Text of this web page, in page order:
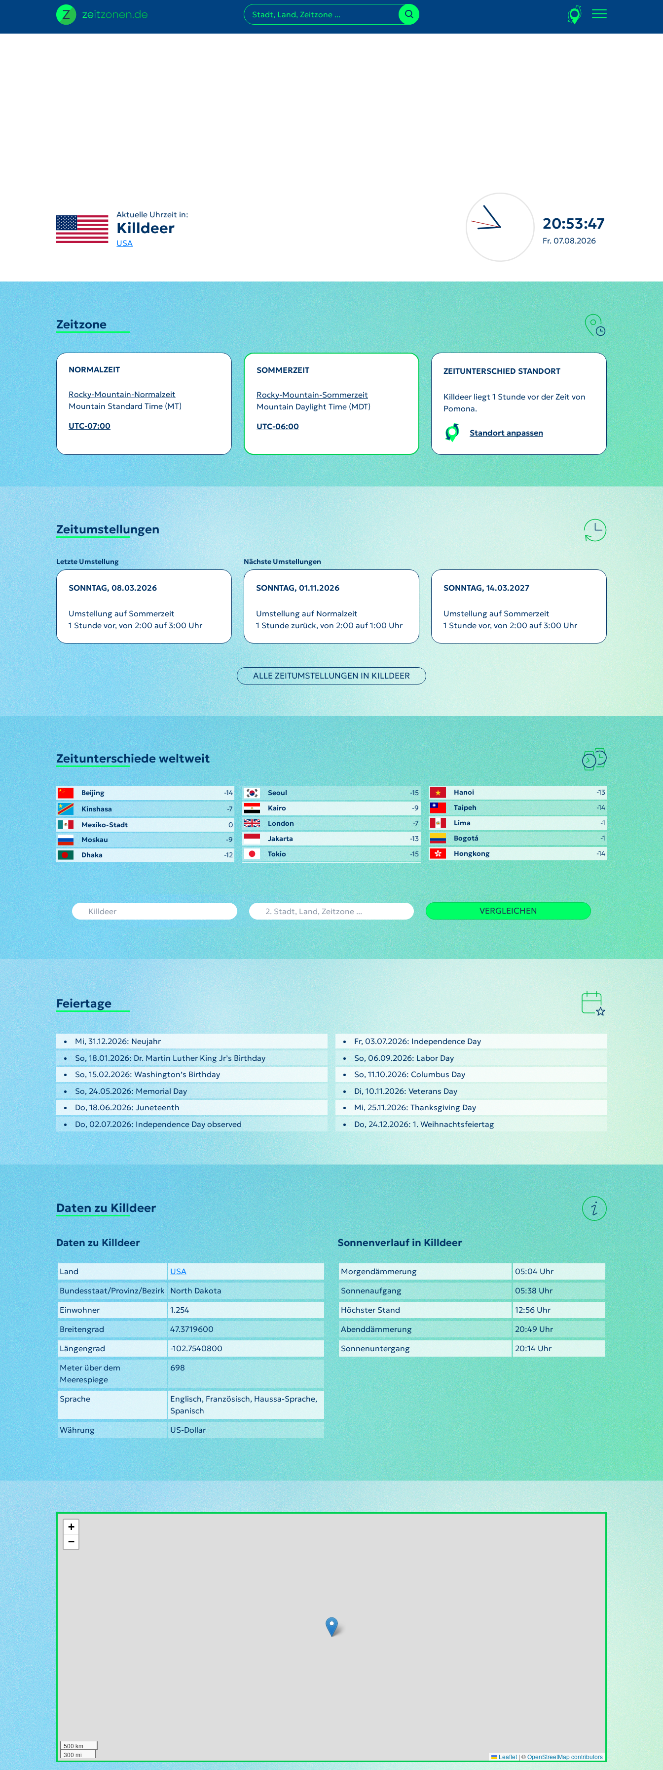
Aktuelle Uhrzeit in:
Killdeer
USA
20:53:50
Fr. 07.08.2026
Zeitzone
NORMALZEIT
Rocky-Mountain-Normalzeit
Mountain Standard Time (MT)
UTC-07:00
SOMMERZEIT
Rocky-Mountain-Sommerzeit
Mountain Daylight Time (MDT)
UTC-06:00
ZEITUNTERSCHIED STANDORT
Killdeer liegt 1 Stunde vor der Zeit von
Pomona.
Standort anpassen
Zeitumstellungen
Letzte Umstellung Nächste Umstellungen
SONNTAG, 08.03.2026
Umstellung auf Sommerzeit
1 Stunde vor, von 2:00 auf 3:00 Uhr
SONNTAG, 01.11.2026
Umstellung auf Normalzeit
1 Stunde zurück, von 2:00 auf 1:00 Uhr
SONNTAG, 14.03.2027
Umstellung auf Sommerzeit
1 Stunde vor, von 2:00 auf 3:00 Uhr
ALLE ZEITUMSTELLUNGEN IN KILLDEER
Zeitunterschiede weltweit
Beijing
-14
Kinshasa
-7
Mexiko-Stadt
0
Moskau
-9
Dhaka
-12
Seoul
-15
Kairo
-9
London
-7
Jakarta
-13
Tokio
-15
Hanoi
-13
Taipeh
-14
Lima
-1
Bogotá
-1
Hongkong
-14
VERGLEICHEN
Feiertage
Mi, 31.12.2026: Neujahr
So, 18.01.2026: Dr. Martin Luther King Jr’s Birthday
So, 15.02.2026: Washington’s Birthday
So, 24.05.2026: Memorial Day
Do, 18.06.2026: Juneteenth
Do, 02.07.2026: Independence Day observed
Fr, 03.07.2026: Independence Day
So, 06.09.2026: Labor Day
So, 11.10.2026: Columbus Day
Di, 10.11.2026: Veterans Day
Mi, 25.11.2026: Thanksgiving Day
Do, 24.12.2026: 1. Weihnachtsfeiertag
Daten zu Killdeer
Daten zu Killdeer
Land
USA
Bundesstaat/Provinz/Bezirk North Dakota
Einwohner
1.254
Breitengrad
47.3719600
Längengrad
-102.7540800
Meter über dem
Meerespiege
698
Sprache
Englisch, Französisch, Haussa-Sprache,
Spanisch
Währung
US-Dollar
Sonnenverlauf in Killdeer
Morgendämmerung
05:04 Uhr
Sonnenaufgang
05:38 Uhr
Höchster Stand
12:56 Uhr
Abenddämmerung
20:49 Uhr
Sonnenuntergang
20:14 Uhr
+
−
500 km
300 mi
Leaflet | ©OpenStreetMap contributors